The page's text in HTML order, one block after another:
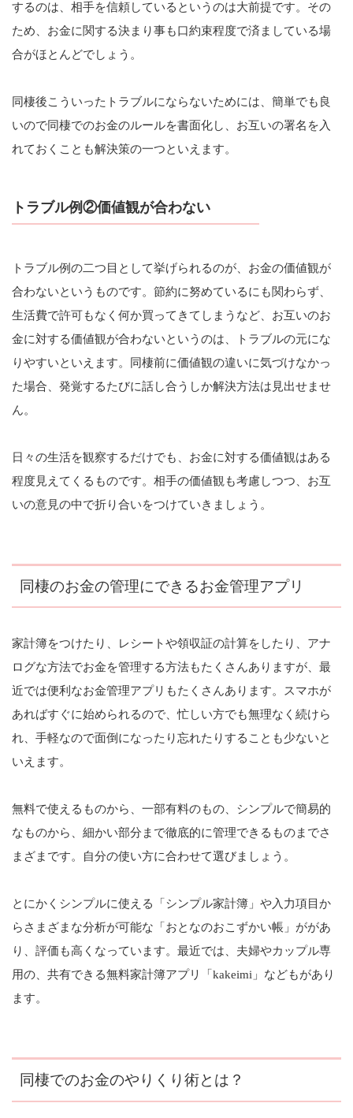
するのは、相手を信頼しているというのは大前提です。その
ため、お金に関する決まり事も口約束程度で済ましている場
合がほとんどでしょう。
同棲後こういったトラブルにならないためには、簡単でも良
いので同棲でのお金のルールを書面化し、お互いの署名を入
れておくことも解決策の一つといえます。
トラブル例②価値観が合わない
トラブル例の二つ目として挙げられるのが、お金の価値観が
合わないというものです。節約に努めているにも関わらず、
生活費で許可もなく何か買ってきてしまうなど、お互いのお
金に対する価値観が合わないというのは、トラブルの元にな
りやすいといえます。同棲前に価値観の違いに気づけなかっ
た場合、発覚するたびに話し合うしか解決方法は見出せませ
ん。
日々の生活を観察するだけでも、お金に対する価値観はある
程度見えてくるものです。相手の価値観も考慮しつつ、お互
いの意見の中で折り合いをつけていきましょう。
同棲のお金の管理にできるお金管理アプリ
家計簿をつけたり、レシートや領収証の計算をしたり、アナ
ログな方法でお金を管理する方法もたくさんありますが、最
近では便利なお金管理アプリもたくさんあります。スマホが
あればすぐに始められるので、忙しい方でも無理なく続けら
れ、手軽なので面倒になったり忘れたりすることも少ないと
いえます。
無料で使えるものから、一部有料のもの、シンプルで簡易的
なものから、細かい部分まで徹底的に管理できるものまでさ
まざまです。自分の使い方に合わせて選びましょう。
とにかくシンプルに使える「シンプル家計簿」や入力項目か
らさまざまな分析が可能な「おとなのおこずかい帳」ががあ
り、評価も高くなっています。最近では、夫婦やカップル専
用の、共有できる無料家計簿アプリ「kakeimi」などもがあり
ます。
同棲でのお金のやりくり術とは？